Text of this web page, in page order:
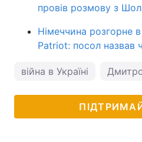
провів розмову з
Німеччина розгорне
Patriot: посол назвав
війна в Україні